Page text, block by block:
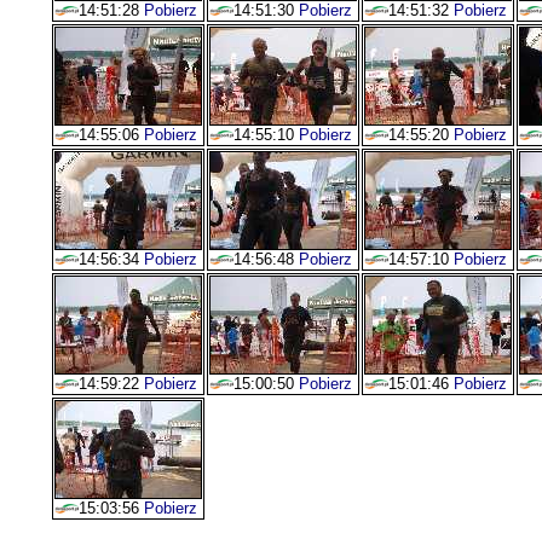
14:51:28 Pobierz 14:51:30 Pobierz 14:51:32 Pobierz
14:55:06 Pobierz 14:55:10 Pobierz 14:55:20 Pobierz
14:56:34 Pobierz 14:56:48 Pobierz 14:57:10 Pobierz
14:59:22 Pobierz 15:00:50 Pobierz 15:01:46 Pobierz
15:03:56 Pobierz